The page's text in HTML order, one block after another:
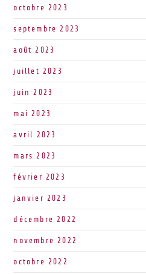
octobre 2023
septembre 2023
août 2023
juillet 2023
juin 2023
mai 2023
avril 2023
mars 2023
février 2023
janvier 2023
décembre 2022
novembre 2022
octobre 2022